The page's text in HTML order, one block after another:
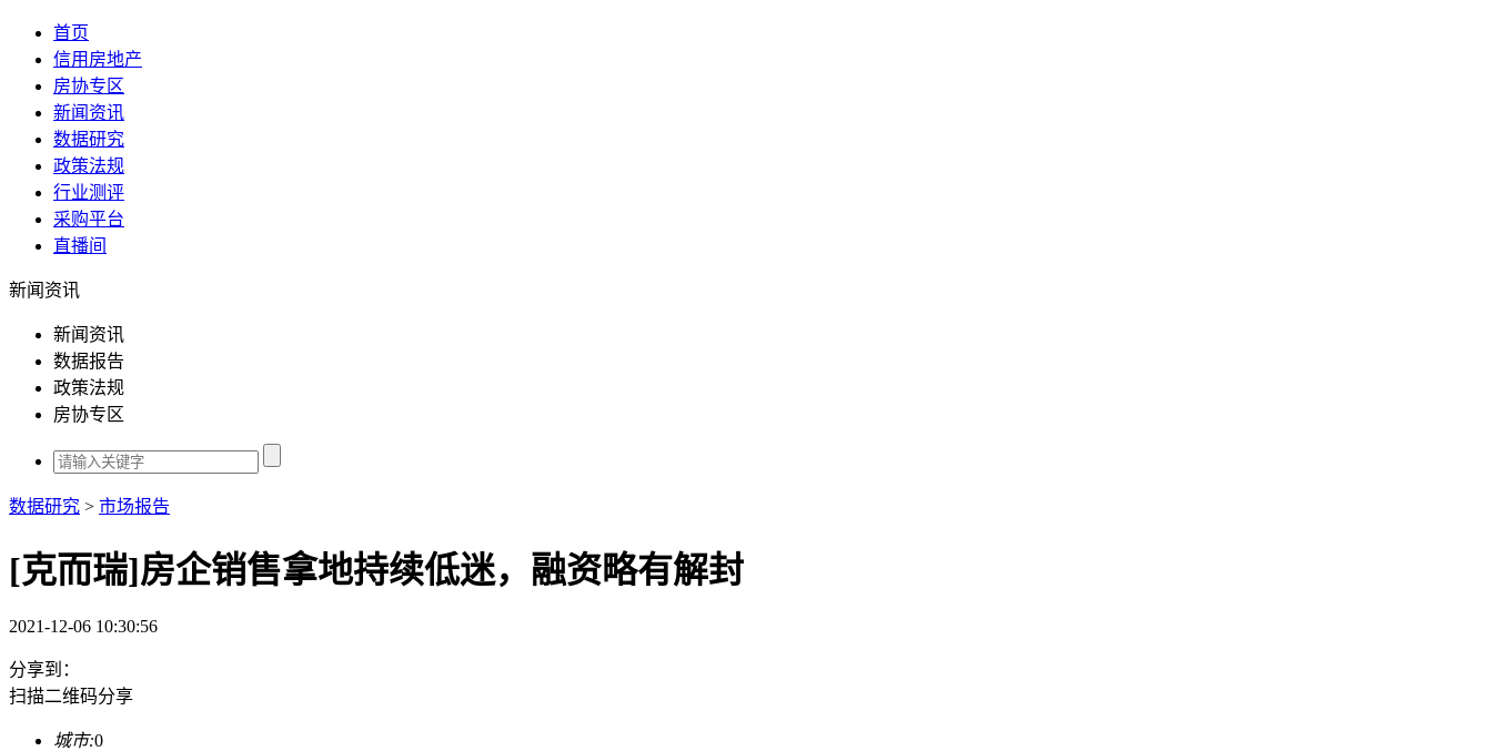
首页
信用房地产
房协专区
新闻资讯
数据研究
政策法规
行业测评
采购平台
直播间
新闻资讯
新闻资讯
数据报告
政策法规
房协专区
数据研究 > 市场报告
[克而瑞]房企销售拿地持续低迷，融资略有解封
2021-12-06 10:30:56
分享到：
扫描二维码分享
城市:0